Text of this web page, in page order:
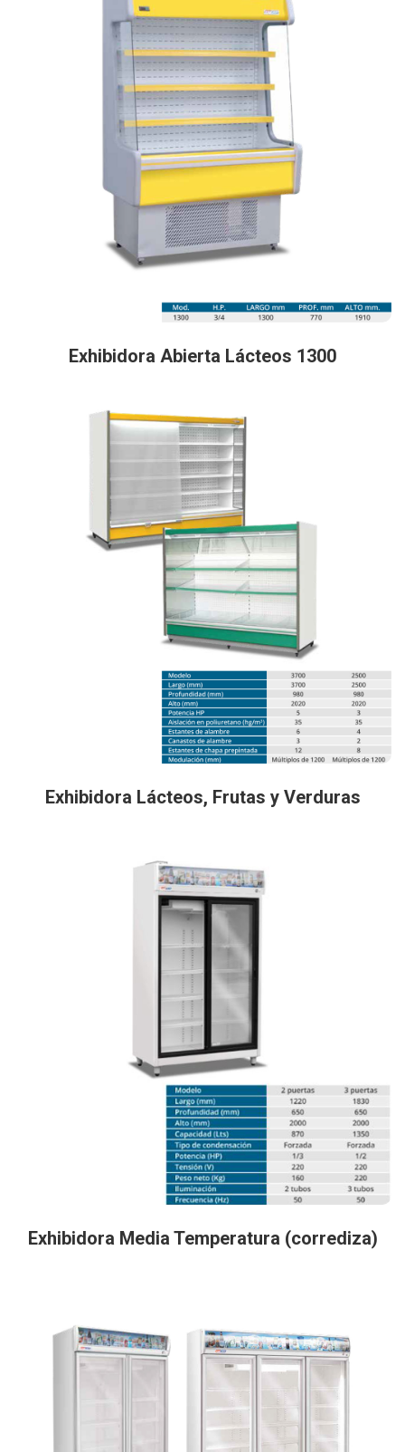
Exhibidora Abierta Lácteos 1300
Exhibidora Lácteos, Frutas y Verduras
Exhibidora Media Temperatura (corrediza)